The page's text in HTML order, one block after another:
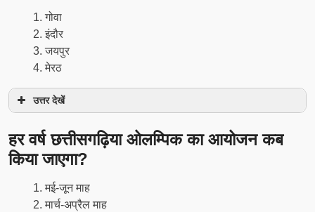
गोवा
इंदौर
जयपुर
मेरठ
उत्तर देखें
हर वर्ष छत्तीसगढ़िया ओलम्पिक का आयोजन कब
किया जाएगा?
मई-जून माह
मार्च-अप्रैल माह